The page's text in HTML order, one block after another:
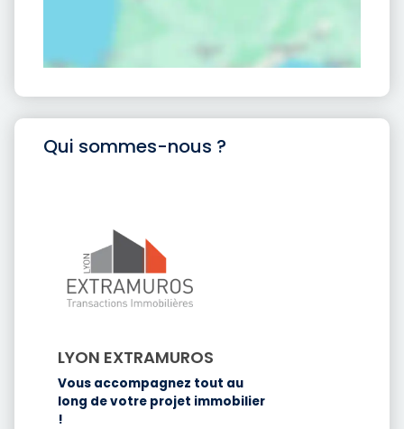
Qui sommes-nous ?
LYON EXTRAMUROS
Vous accompagnez tout au
long de votre projet immobilier
!